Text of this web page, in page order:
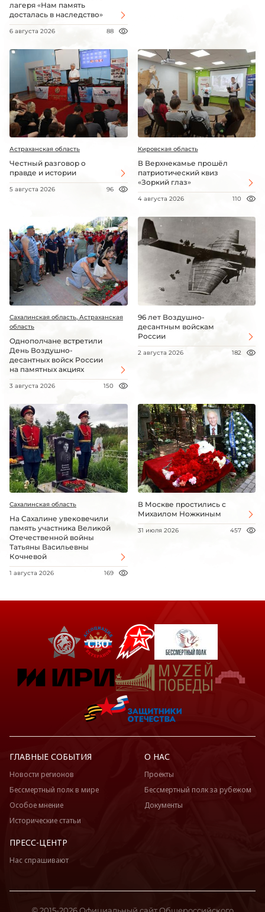
лагеря «Нам память
досталась в наследство»
6 августа 2026 88
Астраханская область
Честный разговор о
правде и истории
5 августа 2026 96
Кировская область
В Верхнекамье прошёл
патриотический квиз
«Зоркий глаз»
4 августа 2026 110
Сахалинская область, Астраханская
область
Однополчане встретили
День Воздушно-
десантных войск России
на памятных акциях
3 августа 2026 150
96 лет Воздушно-
десантным войскам
России
2 августа 2026 182
Сахалинская область
На Сахалине увековечили
память участника Великой
Отечественной войны
Татьяны Васильевны
Кочневой
1 августа 2026 169
В Москве простились с
Михаилом Ножкиным
31 июля 2026 457
ГЛАВНЫЕ СОБЫТИЯ
Новости регионов
Бессмертный полк в мире
Особое мнение
Исторические статьи
О НАС
Проекты
Бессмертный полк за рубежом
Документы
ПРЕСС-ЦЕНТР
Нас спрашивают